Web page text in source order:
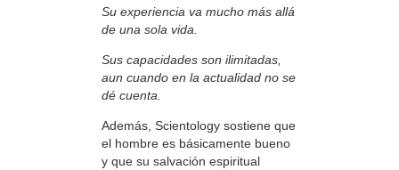
Su experiencia va mucho más allá
de una sola vida.
Sus capacidades son ilimitadas,
aun cuando en la actualidad no se
dé cuenta.
Además, Scientology sostiene que
el hombre es básicamente bueno
y que su salvación espiritual